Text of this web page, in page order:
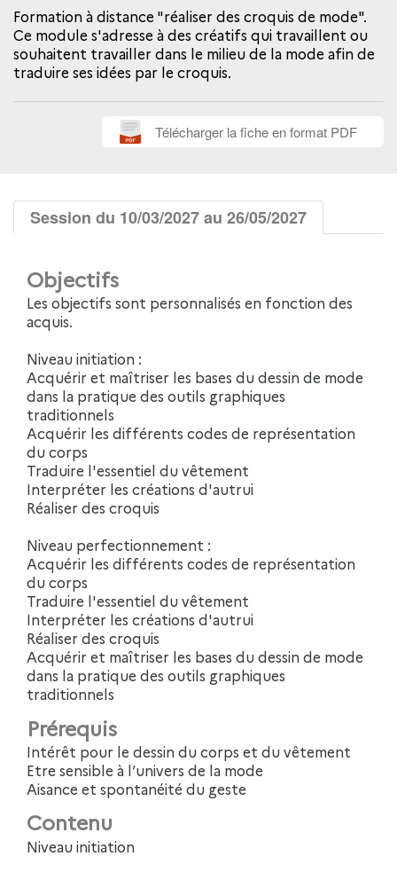
Formation à distance "réaliser des croquis de mode".
Ce module s'adresse à des créatifs qui travaillent ou
souhaitent travailler dans le milieu de la mode afin de
traduire ses idées par le croquis.
Télécharger la fiche en format PDF
Session du 10/03/2027 au 26/05/2027
Objectifs
Les objectifs sont personnalisés en fonction des
acquis.
Niveau initiation :
Acquérir et maîtriser les bases du dessin de mode
dans la pratique des outils graphiques
traditionnels
Acquérir les différents codes de représentation
du corps
Traduire l'essentiel du vêtement
Interpréter les créations d'autrui
Réaliser des croquis
Niveau perfectionnement :
Acquérir les différents codes de représentation
du corps
Traduire l'essentiel du vêtement
Interpréter les créations d'autrui
Réaliser des croquis
Acquérir et maîtriser les bases du dessin de mode
dans la pratique des outils graphiques
traditionnels
Prérequis
Intérêt pour le dessin du corps et du vêtement
Etre sensible à l’univers de la mode
Aisance et spontanéité du geste
Contenu
Niveau initiation